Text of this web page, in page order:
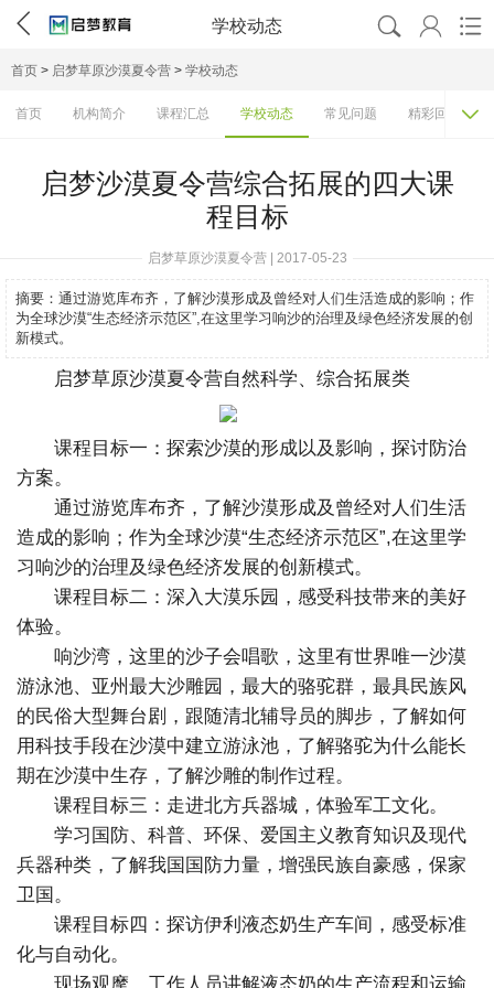
 学校动态   
首页 > 启梦草原沙漠夏令营 > 学校动态
首页 机构简介 课程汇总 学校动态 常见问题 精彩回顾 
启梦沙漠夏令营综合拓展的四大课
程目标
启梦草原沙漠夏令营 | 2017-05-23
摘要： 通过游览库布齐，了解沙漠形成及曾经对人们生活造成的影响；作
为全球沙漠“生态经济示范区”,在这里学习响沙的治理及绿色经济发展的创
新模式。
启梦草原沙漠夏令营自然科学、综合拓展类
课程目标一：探索沙漠的形成以及影响，探讨防治
方案。
通过游览库布齐，了解沙漠形成及曾经对人们生活
造成的影响；作为全球沙漠“生态经济示范区”,在这里学
习响沙的治理及绿色经济发展的创新模式。
课程目标二：深入大漠乐园，感受科技带来的美好
体验。
响沙湾，这里的沙子会唱歌，这里有世界唯一沙漠
游泳池、亚州最大沙雕园，最大的骆驼群，最具民族风
的民俗大型舞台剧，跟随清北辅导员的脚步，了解如何
用科技手段在沙漠中建立游泳池，了解骆驼为什么能长
期在沙漠中生存，了解沙雕的制作过程。
课程目标三：走进北方兵器城，体验军工文化。
学习国防、科普、环保、爱国主义教育知识及现代
兵器种类，了解我国国防力量，增强民族自豪感，保家
卫国。
课程目标四：探访伊利液态奶生产车间，感受标准
化与自动化。